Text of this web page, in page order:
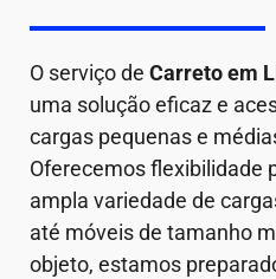
O serviço de Carreto em
uma solução eficaz e
cargas pequenas e
Oferecemos flexibilidade
ampla variedade de
até móveis de tamanho
objeto, estamos